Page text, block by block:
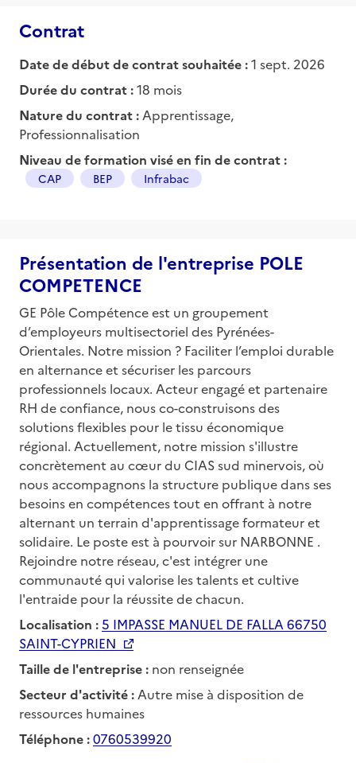
Contrat
Date de début de contrat souhaitée :1 sept. 2026
Durée du contrat :18 mois
Nature du contrat : Apprentissage,
Professionnalisation
Niveau de formation visé en fin de contrat :
CAP BEP Infrabac
Présentation de l'entreprise POLE
COMPETENCE
GE Pôle Compétence est un groupement
d’employeurs multisectoriel des Pyrénées-
Orientales. Notre mission ? Faciliter l’emploi durable
en alternance et sécuriser les parcours
professionnels locaux. Acteur engagé et partenaire
RH de confiance, nous co-construisons des
solutions flexibles pour le tissu économique
régional. Actuellement, notre mission s'illustre
concrètement au cœur du CIAS sud minervois, où
nous accompagnons la structure publique dans ses
besoins en compétences tout en offrant à notre
alternant un terrain d'apprentissage formateur et
solidaire. Le poste est à pourvoir sur NARBONNE .
Rejoindre notre réseau, c'est intégrer une
communauté qui valorise les talents et cultive
l'entraide pour la réussite de chacun.
Localisation :5 IMPASSE MANUEL DE FALLA 66750
SAINT-CYPRIEN
Taille de l'entreprise : non renseignée
Secteur d'activité : Autre mise à disposition de
ressources humaines
Téléphone :0760539920